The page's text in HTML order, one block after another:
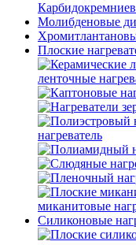
Молибденовые
Плоские
ленточные
нагреватель
миканитовые
Силиконовые